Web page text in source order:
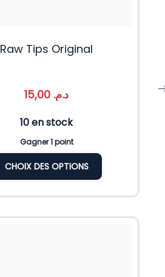
Raw Tips Original
د.م.
10 en stock
Gagner 1 point
CHOIX DES OPTIONS